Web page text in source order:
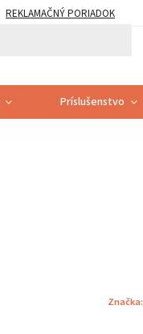
REKLAMAČNÝ PORIADOK
Príslušenstvo
Značka: